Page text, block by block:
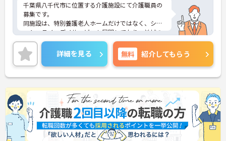
千葉県八千代市に位置する介護施設にて介護職員の
募集です。
同施設は、特別養護老人ホームだけではなく、ショ
ートステイ、デイサービスも展開しており、地域の
介護に注力しています。
ご興味ある方には、面接対策ポイントなど、さらに
詳細をお話しいたしますのでお気軽にご相談くださ
い。
詳細を見る 無料 紹介してもらう